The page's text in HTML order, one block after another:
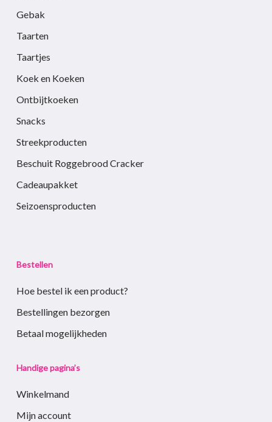
Gebak
Taarten
Taartjes
Koek en Koeken
Ontbijtkoeken
Snacks
Streekproducten
Beschuit Roggebrood Cracker
Cadeaupakket
Seizoensproducten
Bestellen
Hoe bestel ik een product?
Bestellingen bezorgen
Betaal mogelijkheden
Handige pagina’s
Winkelmand
Mijn account